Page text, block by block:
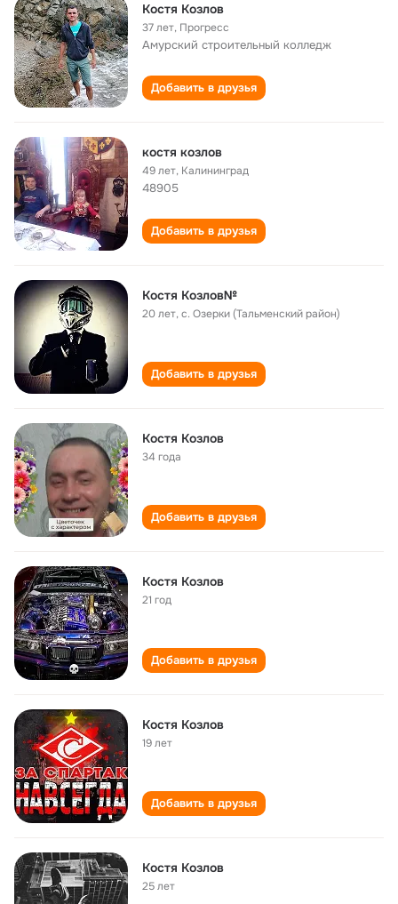
Костя Козлов
37 лет, Прогресс
Амурский строительный колледж
Добавить в друзья
костя козлов
49 лет, Калининград
48905
Добавить в друзья
Костя Козлов№
20 лет,с. Озерки (Тальменский район)
Добавить в друзья
Костя Козлов
34 года
Добавить в друзья
Костя Козлов
21 год
Добавить в друзья
Костя Козлов
19 лет
Добавить в друзья
Костя Козлов
25 лет